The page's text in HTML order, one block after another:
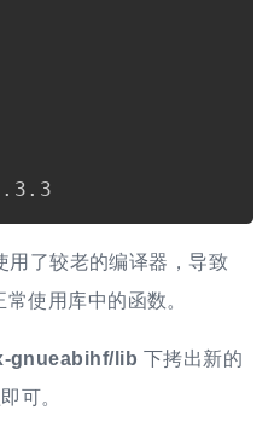
了较老的编译器，导致
使用库中的函数。
gnueabihf/lib 下拷出新的
可。